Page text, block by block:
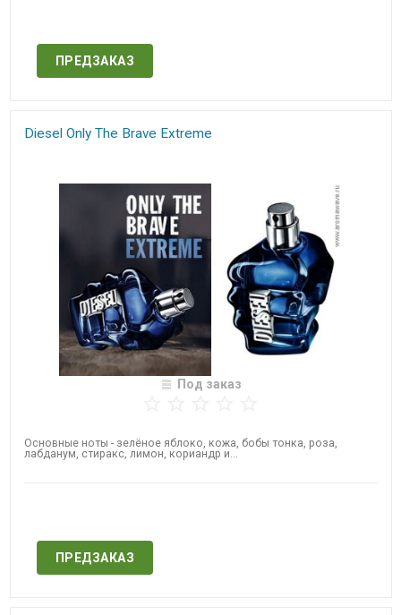
ПРЕДЗАКАЗ
Diesel Only The Brave Extreme
Под заказ
Основные ноты - зелёное яблоко, кожа, бобы тонка, роза,
лабданум, стиракс, лимон, кориандр и...
ПРЕДЗАКАЗ